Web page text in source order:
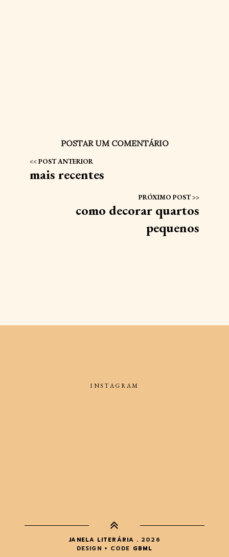
POSTAR UM COMENTÁRIO
mais recentes
como decorar quartos
pequenos
INSTAGRAM
JANELA LITERÁRIA . 2026
DESIGN + CODE GBML